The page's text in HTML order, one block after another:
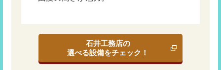
石井工務店の
選べる設備をチェック！